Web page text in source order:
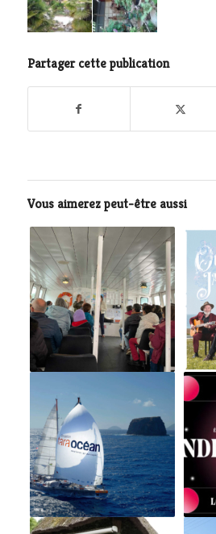
Partager cette publication
Vous aimerez peut-être aussi